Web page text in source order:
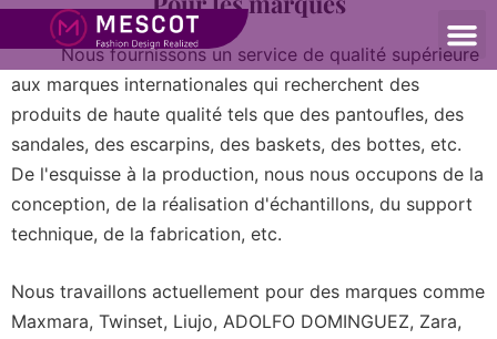
Nous fournissons un service de qualité supérieure
aux marques internationales qui recherchent des
produits de haute qualité tels que des pantoufles, des
sandales, des escarpins, des baskets, des bottes, etc.
De l'esquisse à la production, nous nous occupons de la
conception, de la réalisation d'échantillons, du support
technique, de la fabrication, etc.
Nous travaillons actuellement pour des marques comme
Maxmara, Twinset, Liujo, ADOLFO DOMINGUEZ, Zara,